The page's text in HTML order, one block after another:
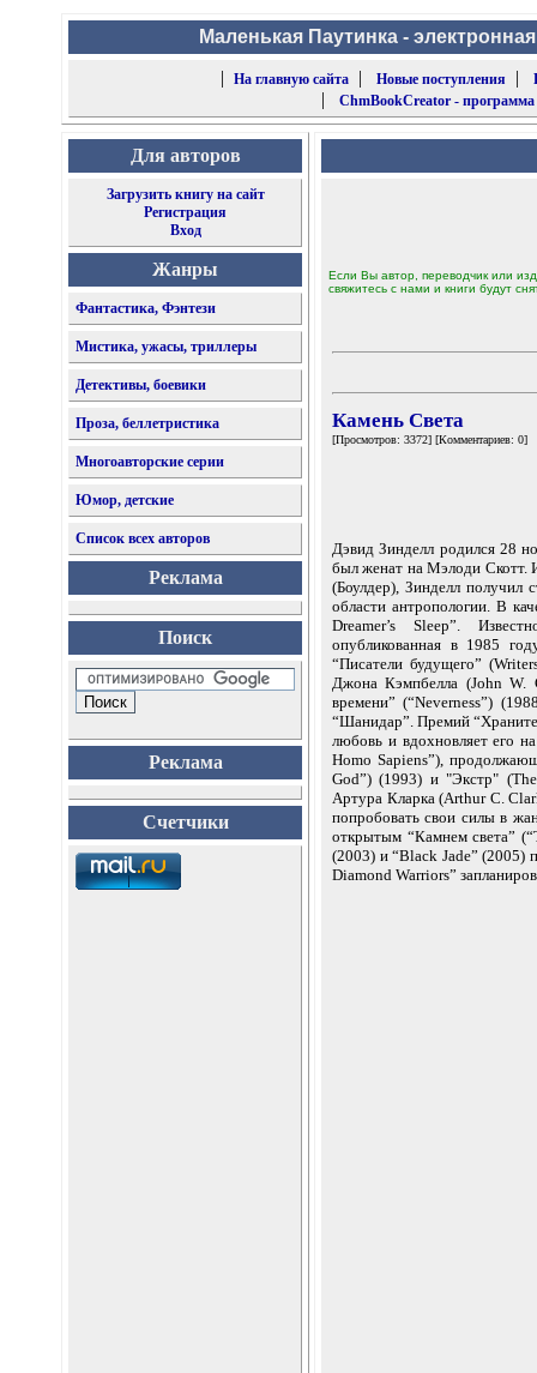
Маленькая Паутинка -
|
На главную сайта| Новые поступления |
| ChmBookCreator -
Для авторов
Загрузить книгу на сайт
Регистрация
Вход
Жанры
Фантастика, Фэнтези
Мистика, ужасы, триллеры
Детективы, боевики
Проза, беллетристика
Многоавторские серии
Юмор, детские
Список всех авторов
Реклама
Поиск
Реклама
Счетчики
Если Вы автор, переводчик или
свяжитесь с нами и книги будут
Камень Света
[Просмотров: 3372] [Комментариев: 0]
Дэвид Зинделл родился 28
был женат на Мэлоди Скотт.
(Боулдер), Зинделл получил
области антропологии. В
Dreamer’s Sleep”.
опубликованная в 1985
“Писатели будущего”
Джона Кэмпбелла (John W.
времени” (“Neverness”)
“Шанидар”. Премий
любовь и вдохновляет его
Homo Sapiens”),
God”) (1993) и "Экстр"
Артура Кларка (Arthur C.
попробовать свои силы в
открытым “Камнем света”
(2003) и “Black Jade” (2005)
Diamond Warriors”